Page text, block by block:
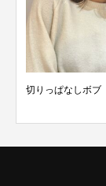
切りっぱなしボブ